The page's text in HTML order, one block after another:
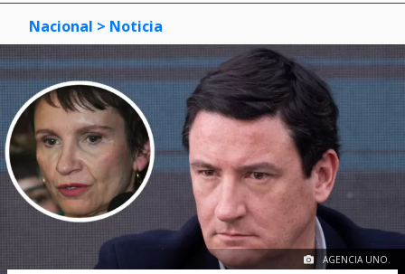
Nacional > Noticia
AGENCIA UNO.